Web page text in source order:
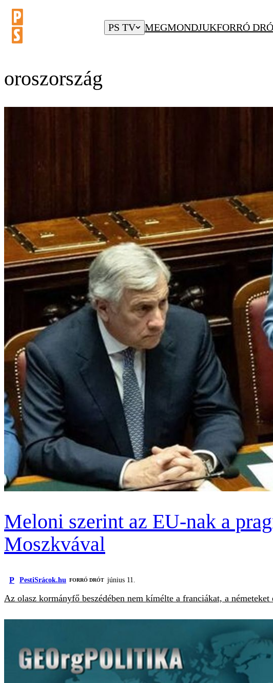
PS TV MEGMONDJUKFORRÓ
oroszország
Meloni szerint az EU-nak a
Moszkvával
P PestiSrácok.hu FORRÓ DRÓT június 11.
Az olasz kormányfő beszédében nem kímélte a franciákat, a németeket